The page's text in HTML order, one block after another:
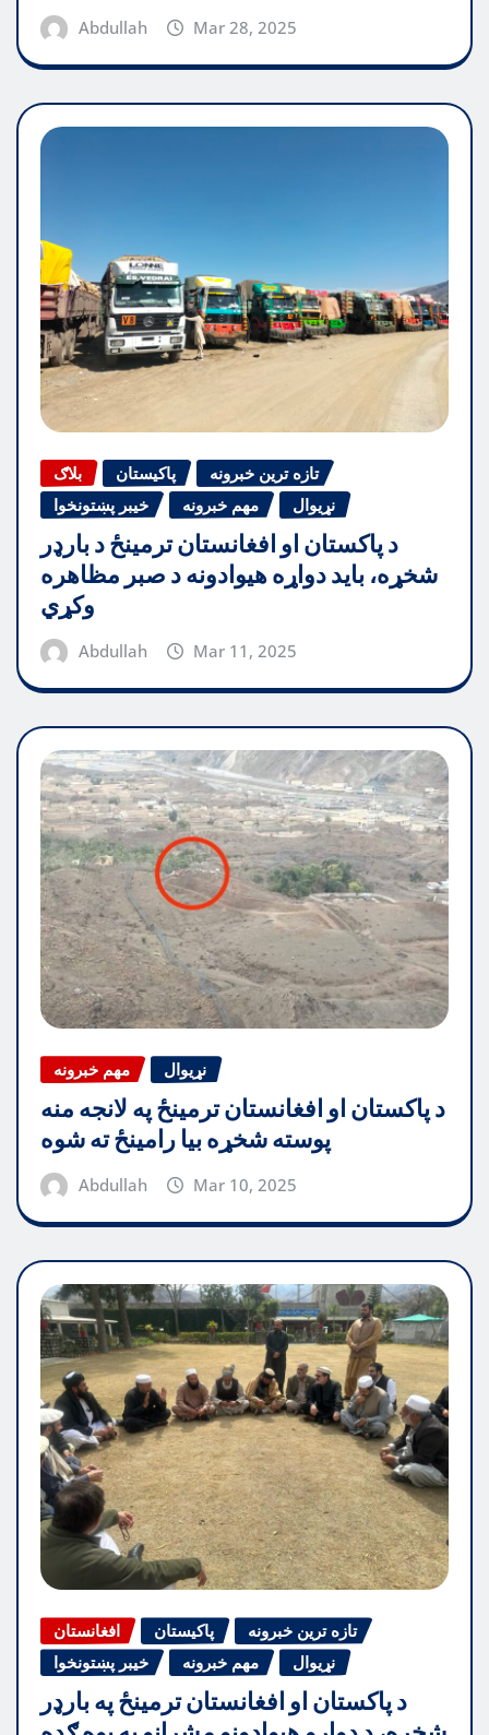
Abdullah Mar 28, 2025
بلاګ پاکیستان
تازه ترین خبرونه
خیبر پښتونخوا
مهم خبرونه نړیوال
د پاکستان او افغانستان ترمینځ د بارډر
شخړه، باید دواړه هیوادونه د صبر مظاهره
وکړي
Abdullah Mar 11, 2025
مهم خبرونه نړیوال
د پاکستان او افغانستان ترمینځ په لانجه منه
پوسته شخړه بیا رامینځ ته شوه
Abdullah Mar 10, 2025
افغانستان پاکیستان
تازه ترین خبرونه
خیبر پښتونخوا
مهم خبرونه نړیوال
د پاکستان او افغانستان ترمینځ په بارډر